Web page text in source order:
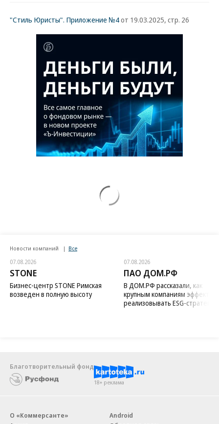
"Стиль Юристы". Приложение №4от 19.03.2025, стр. 26
Новости компаний Все
07.08.2026
STONE
Бизнес-центр STONE Римская
возведен в полную высоту
07.08.2026
ПАО ДОМ.РФ
В ДОМ.РФ рассказали, как
крупным компаниям
реализовывать ESG-стратегию
Благотворительный фонд
18+ реклама
О «Коммерсанте»
Android